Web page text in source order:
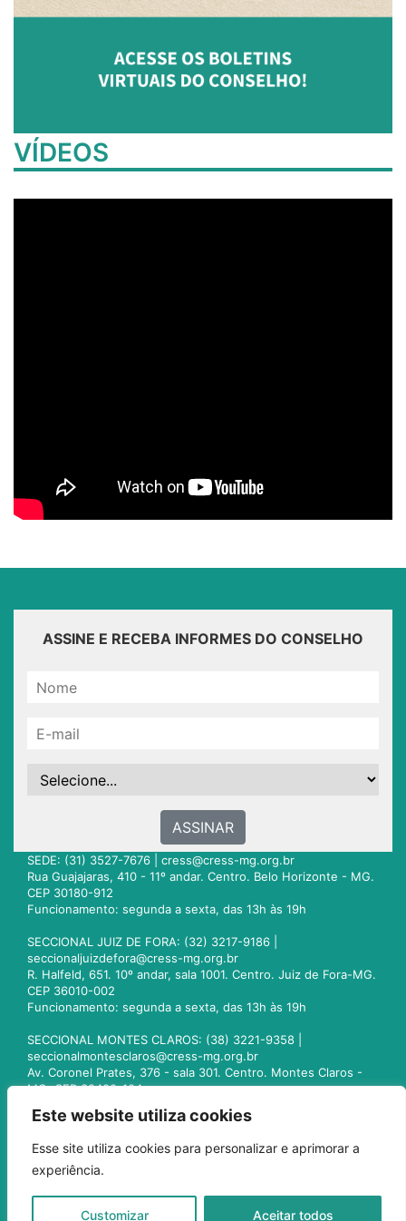
Este website utiliza cookies
Esse site utiliza cookies para personalizar e aprimorar a
experiência.
Customizar Aceitar todos
VÍDEOS
ASSINE E RECEBA INFORMES DO CONSELHO
ASSINAR
SEDE: (31) 3527-7676 | cress@cress-mg.org.br
Rua Guajajaras, 410 - 11º andar. Centro. Belo Horizonte - MG.
CEP 30180-912
Funcionamento: segunda a sexta, das 13h às 19h
SECCIONAL JUIZ DE FORA: (32) 3217-9186 |
seccionaljuizdefora@cress-mg.org.br
R. Halfeld, 651. 10º andar, sala 1001. Centro. Juiz de Fora-MG.
CEP 36010-002
Funcionamento: segunda a sexta, das 13h às 19h
SECCIONAL MONTES CLAROS: (38) 3221-9358 |
seccionalmontesclaros@cress-mg.org.br
Av. Coronel Prates, 376 - sala 301. Centro. Montes Claros -
MG. CEP 39400-104
seccionaluberlandia@cress-mg.org.br
Av. Afonso Pena, 547 - sala 101. Uberlândia - MG. CEP